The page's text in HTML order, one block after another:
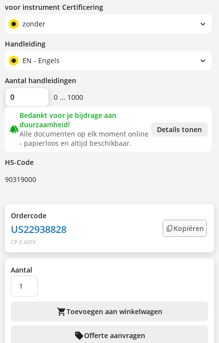
voor instrument Certificering
zonder
Handleiding
EN - Engels
Aantal handleidingen
0 ... 1000
forest
Bedankt voor je bijdrage aan
duurzaamheid!
Alle documenten op elk moment online
- papierloos en altijd beschikbaar.
Details tonen
HS-Code
90319000
Ordercode
US22938828
CP-E.60TX
Kopiëren
Aantal
shopping_cartToevoegen aan winkelwagen
sellOfferte aanvragen